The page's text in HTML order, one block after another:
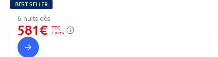
BEST SELLER
6 nuits dès
581€
TTC
/ pers.